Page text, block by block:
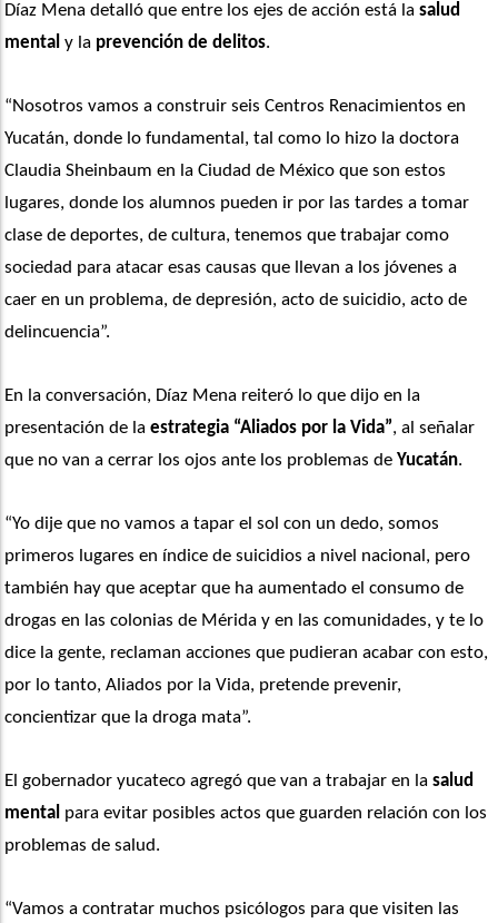
Díaz Mena detalló que entre los ejes de acción está la salud
mental y la prevención de delitos.
“Nosotros vamos a construir seis Centros Renacimientos en
Yucatán, donde lo fundamental, tal como lo hizo la doctora
Claudia Sheinbaum en la Ciudad de México que son estos
lugares, donde los alumnos pueden ir por las tardes a tomar
clase de deportes, de cultura, tenemos que trabajar como
sociedad para atacar esas causas que llevan a los jóvenes a
caer en un problema, de depresión, acto de suicidio, acto de
delincuencia”.
En la conversación, Díaz Mena reiteró lo que dijo en la
presentación de la estrategia “Aliados por la Vida”, al señalar
que no van a cerrar los ojos ante los problemas de Yucatán.
“Yo dije que no vamos a tapar el sol con un dedo, somos
primeros lugares en índice de suicidios a nivel nacional, pero
también hay que aceptar que ha aumentado el consumo de
drogas en las colonias de Mérida y en las comunidades, y te lo
dice la gente, reclaman acciones que pudieran acabar con esto,
por lo tanto, Aliados por la Vida, pretende prevenir,
concientizar que la droga mata”.
El gobernador yucateco agregó que van a trabajar en la salud
mental para evitar posibles actos que guarden relación con los
problemas de salud.
“Vamos a contratar muchos psicólogos para que visiten las